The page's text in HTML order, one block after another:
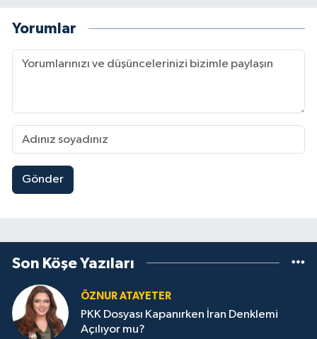
Yorumlar
Gönder
Son Köşe Yazıları
ÖZNUR ATAYETER
PKK Dosyası Kapanırken İran Denklemi
Açılıyor mu?